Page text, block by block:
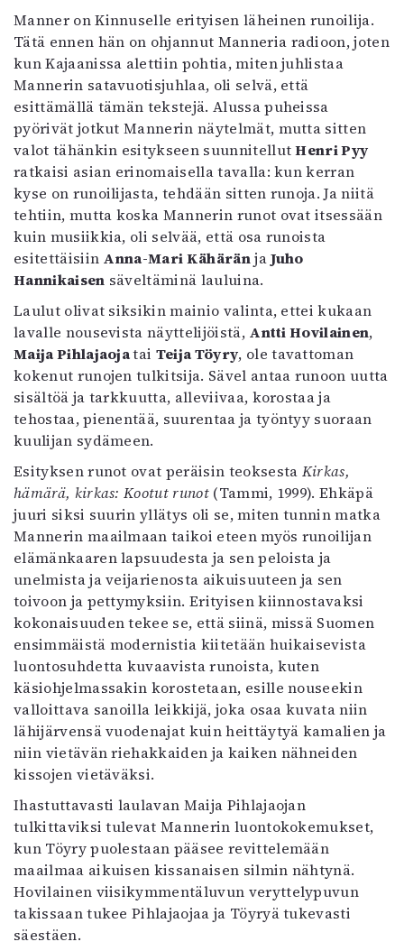
Manner on Kinnuselle erityisen läheinen runoilija.
Tätä ennen hän on ohjannut Manneria radioon, joten
kun Kajaanissa alettiin pohtia, miten juhlistaa
Mannerin satavuotisjuhlaa, oli selvä, että
esittämällä tämän tekstejä. Alussa puheissa
pyörivät jotkut Mannerin näytelmät, mutta sitten
valot tähänkin esitykseen suunnitellutHenri Pyy
ratkaisi asian erinomaisella tavalla: kun kerran
kyse on runoilijasta, tehdään sitten runoja. Ja niitä
tehtiin, mutta koska Mannerin runot ovat itsessään
kuin musiikkia, oli selvää, että osa runoista
esitettäisiin Anna-Mari KähäränjaJuho
Hannikaisen säveltäminä lauluina.
Laulut olivat siksikin mainio valinta, ettei kukaan
lavalle nousevista näyttelijöistä, Antti Hovilainen,
Maija Pihlajaojatai Teija Töyry, ole tavattoman
kokenut runojen tulkitsija. Sävel antaa runoon uutta
sisältöä ja tarkkuutta, alleviivaa, korostaa ja
tehostaa, pienentää, suurentaa ja työntyy suoraan
kuulijan sydämeen.
Esityksen runot ovat peräisin teoksesta Kirkas,
hämärä, kirkas: Kootut runot(Tammi, 1999). Ehkäpä
juuri siksi suurin yllätys oli se, miten tunnin matka
Mannerin maailmaan taikoi eteen myös runoilijan
elämänkaaren lapsuudesta ja sen peloista ja
unelmista ja veijarienosta aikuisuuteen ja sen
toivoon ja pettymyksiin. Erityisen kiinnostavaksi
kokonaisuuden tekee se, että siinä, missä Suomen
ensimmäistä modernistia kiitetään huikaisevista
luontosuhdetta kuvaavista runoista, kuten
käsiohjelmassakin korostetaan, esille nouseekin
valloittava sanoilla leikkijä, joka osaa kuvata niin
lähijärvensä vuodenajat kuin heittäytyä kamalien ja
niin vietävän riehakkaiden ja kaiken nähneiden
kissojen vietäväksi.
Ihastuttavasti laulavan Maija Pihlajaojan
tulkittaviksi tulevat Mannerin luontokokemukset,
kun Töyry puolestaan pääsee revittelemään
maailmaa aikuisen kissanaisen silmin nähtynä.
Hovilainen viisikymmentäluvun veryttelypuvun
takissaan tukee Pihlajaojaa ja Töyryä tukevasti
säestäen.